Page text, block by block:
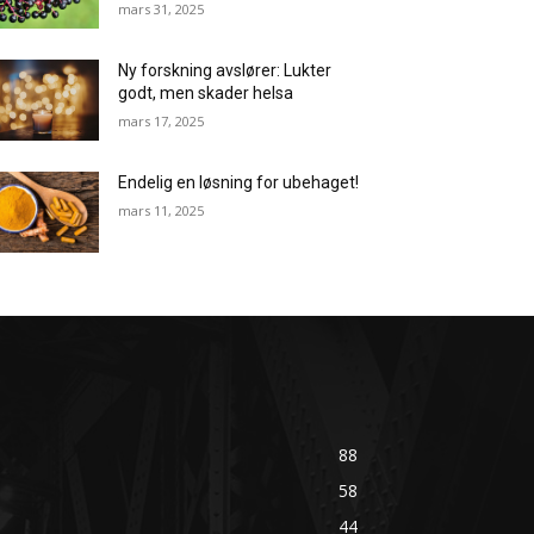
mars 31, 2025
Ny forskning avslører: Lukter
godt, men skader helsa
mars 17, 2025
Endelig en løsning for ubehaget!
mars 11, 2025
88
58
44